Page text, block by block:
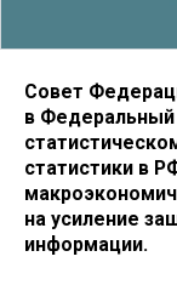
Совет
в
статистики в
на усиление
информации.